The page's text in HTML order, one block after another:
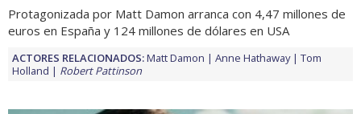
Protagonizada por Matt Damon arranca con 4,47 millones de
euros en España y 124 millones de dólares en USA
ACTORES RELACIONADOS:Matt Damon Anne Hathaway
Tom
Holland
Robert Pattinson